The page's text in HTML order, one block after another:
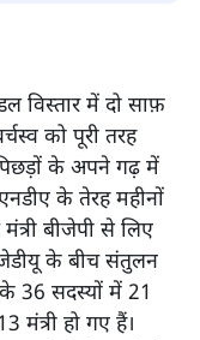
विस्तार में दो साफ़
को पूरी तरह
के अपने गढ़ में
के तेरह महीनों
बीजेपी से लिए
के बीच संतुलन
36 सदस्यों में 21
मंत्री हो गए हैं।